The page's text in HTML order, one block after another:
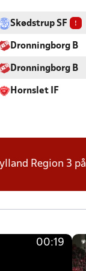
Skødstrup SF !
Dronningborg B
Dronningborg B
Hornslet IF
Region 3 på
00:19